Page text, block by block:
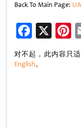
Back To Main Page:
X
对不起，此内容只
English。